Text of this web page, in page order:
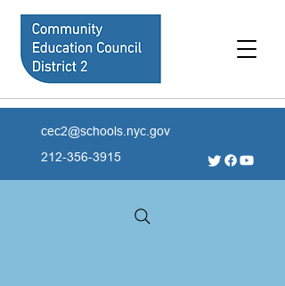
cec2@schools.nyc.gov
212-356-3915